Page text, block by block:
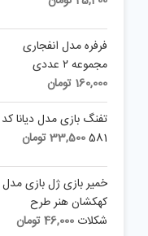
فرفره مدل انفجاری
مجموعه ۲ عددی
160,000 تومان
تفنگ بازی مدل دیانا کد
581
33,500تومان
خمیر بازی ژل بازی مدل
کهکشان هنر طرح
شکلات 46,000تومان